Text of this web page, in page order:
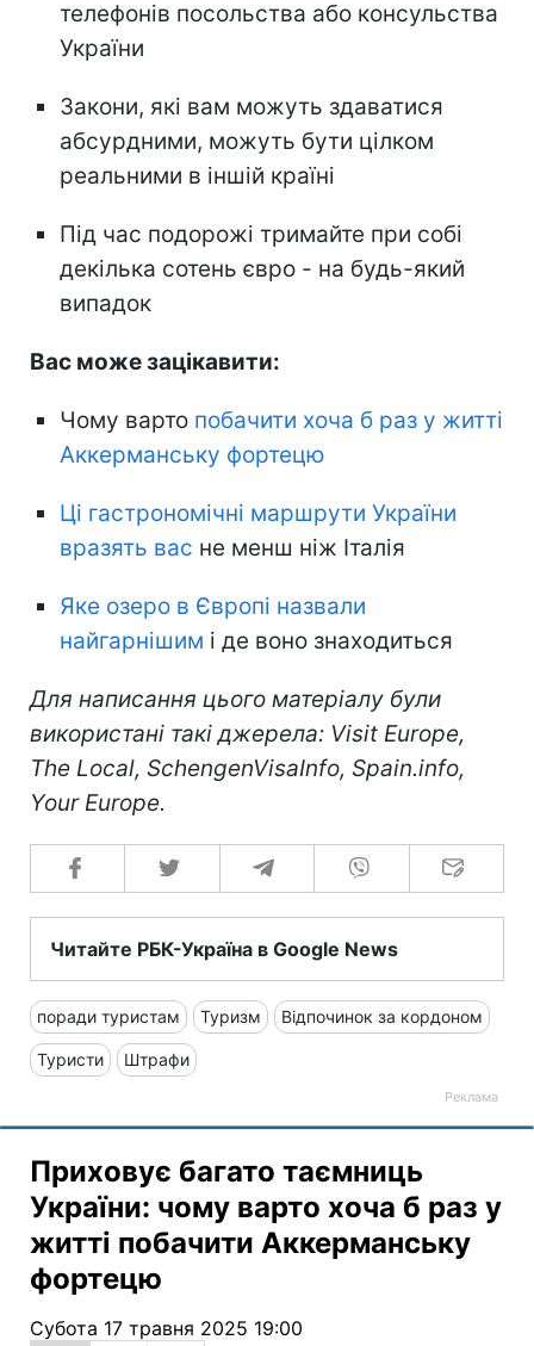
телефонів посольства або консульства
України
Закони, які вам можуть здаватися
абсурдними, можуть бути цілком
реальними в іншій країні
Під час подорожі тримайте при собі
декілька сотень євро - на будь-який
випадок
Вас може зацікавити:
Чому варто побачити хоча б раз у житті
Аккерманську фортецю
Ці гастрономічні маршрути України
вразять вас не менш ніж Італія
Яке озеро в Європі назвали
найгарнішим і де воно знаходиться
Для написання цього матеріалу були
використані такі джерела: Visit Europe,
The Local, SchengenVisaInfo, Spain.info,
Your Europe.
Читайте РБК-Україна в Google News
поради туристам Туризм Відпочинок за кордоном
Туристи Штрафи
Приховує багато таємниць
України: чому варто хоча б раз у
житті побачити Аккерманську
фортецю
Субота 17 травня 2025 19:00